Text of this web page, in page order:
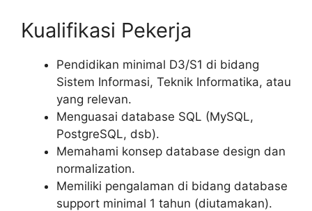
Kualifikasi Pekerja
Pendidikan minimal D3/S1 di bidang
Sistem Informasi, Teknik Informatika, atau
yang relevan.
Menguasai database SQL (MySQL,
PostgreSQL, dsb).
Memahami konsep database design dan
normalization.
Memiliki pengalaman di bidang database
support minimal 1 tahun (diutamakan).